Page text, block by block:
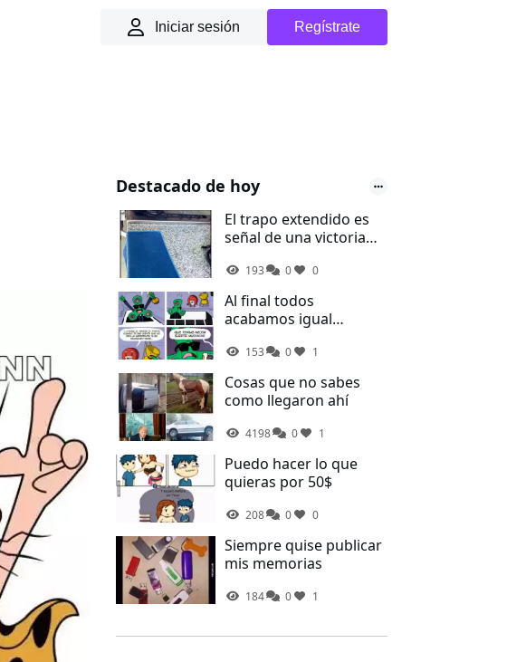
Iniciar sesión Regístrate
Destacado de hoy
El trapo extendido es
señal de una victoria
desorden de la cocina
193 0 0
Al final todos
acabamos igual
153 0 1
Cosas que no sabes
como llegaron ahí
4198 0 1
Puedo hacer lo que
quieras por 50$
208 0 0
Siempre quise publicar
mis memorias
184 0 1